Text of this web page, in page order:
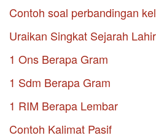
Contoh soal perbandingan
Uraikan Singkat Sejarah
1 Ons Berapa Gram
1 Sdm Berapa Gram
1 RIM Berapa Lembar
Contoh Kalimat Pasif